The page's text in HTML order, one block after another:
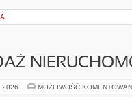
2026 MOŻLIWOŚĆ